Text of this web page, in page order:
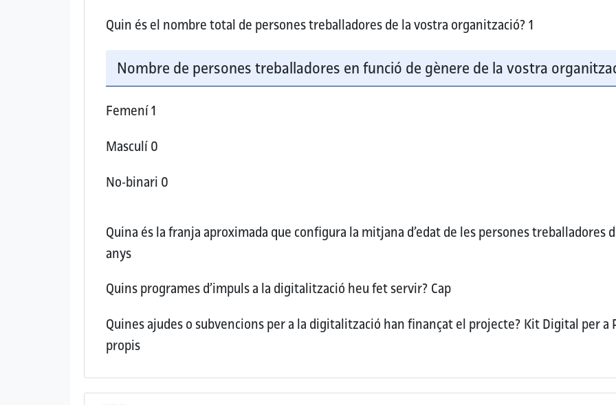
Quin és el nombre total de persones treballadores de la vostra organització?1
Nombre de persones treballadores en funció de gènere de la vostra
Femení1
Masculí0
No-binari 0
Quina és la franja aproximada que configura la mitjana d’edat de les persones treballadores
anys
Quins programes d’impuls a la digitalització heu fet servir? Cap
Quines ajudes o subvencions per a la digitalització han finançat el projecte? Kit Digital per a
propis